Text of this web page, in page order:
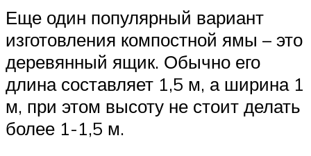
Еще один популярный вариант
изготовления компостной ямы – это
деревянный ящик. Обычно его
длина составляет 1,5 м, а ширина 1
м, при этом высоту не стоит делать
более 1-1,5 м.